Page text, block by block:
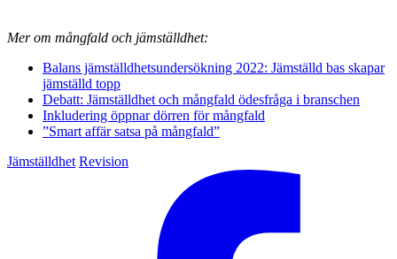
Mer om mångfald och jämställdhet:
Balans jämställdhetsundersökning 2022: Jämställd bas skapar
jämställd topp
Debatt: Jämställdhet och mångfald ödesfråga i branschen
Inkludering öppnar dörren för mångfald
”Smart affär satsa på mångfald”
Jämställdhet Revision